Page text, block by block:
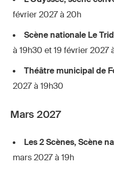
février 2027 à 20h
Scène nationale Le
à 19h30 et 19 février 2027
Théâtre municipal de
2027 à 19h30
Mars 2027
Les 2 Scènes, Scène
mars 2027 à 19h